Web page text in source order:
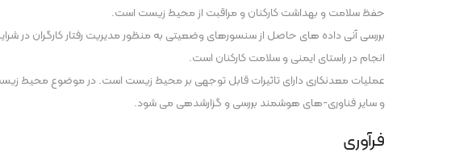
حفظ سلامت و بهداشت کارکنان و مراقبت از محیط زیست است.
بررسی آنی داده های حاصل از سنسورهای وضعیتی به منظور مدیریت رفتار کارگران
انجام در راستای ایمنی و سلامت کارکنان است.
عملیات معدنکاری دارای تاثیرات قابل توجهی بر محیط زیست است. در موضوع
و سایر فناوری-های هوشمند بررسی و گزارشدهی می شود.
فرآوری